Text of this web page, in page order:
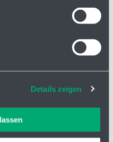
nach bestimmten
Ihre persönlichen Daten
Ihre Präferenzen im
helfen uns, unsere
Unsere Partner führen
Details zeigen